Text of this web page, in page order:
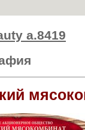
a.8419